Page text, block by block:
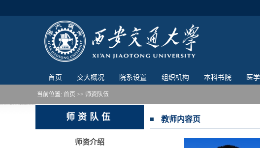
首页 交大概况 院系设置 组织机构 本科书院 医
当前位置: 首页 >> 师资队伍
师资队伍
师资介绍
教师内容页